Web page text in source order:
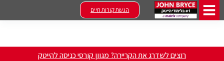
הגשת קורות חיים
רוצים לשדרג את הקריירה? מגוון קורסי כניסה להייטק